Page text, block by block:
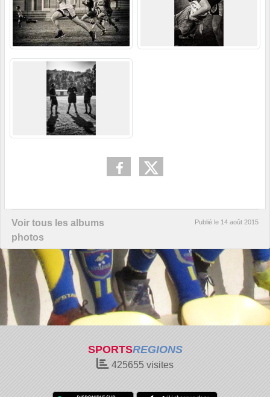
Voir tous les albums
photos
Publié le 14 août 2015
SPORTSREGIONS
425655 visites